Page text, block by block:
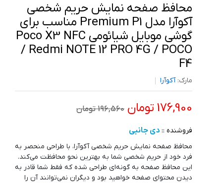
محافظ صفحه نمایش حریم شخصی
آکوآرا مدل Premium P1 مناسب برای
گوشی موبایل شیائومی Poco X3 NFC
/ Redmi NOTE 12 PRO 4G / POCO
F4
مارک:آکوآرا
176,900 تومان 196,560 تومان
فروشنده :: دی جانبی
محافظ صفحه نمایش حریم شخصی آکوآرا، با طراحی منحصر به
فرد خود از حریم شخصی شما به بهترین نحو محافظت می‌کند.
این محافظ صفحه به گونه‌ای طراحی شده که فقط شما قادر به
دیدن محتوای صفحه خواهید بود و دیگران نمی‌توانند آن را